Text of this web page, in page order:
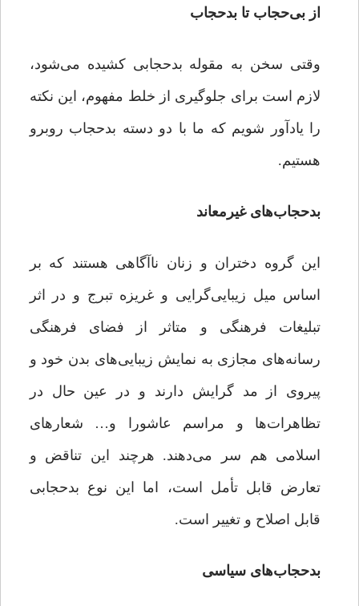
از بی‌حجاب تا بدحجاب
وقتی سخن به مقوله بدحجابی کشیده می‌شود،
لازم است برای جلوگیری از خلط مفهوم، این نکته
را یادآور شویم که ما با دو دسته بدحجاب روبرو
هستیم.
بدحجاب‌های غیرمعاند
این گروه دختران و زنان ناآگاهی هستند که بر
اساس میل زیبایی‌گرایی و غریزه تبرج و در اثر
تبلیغات فرهنگی و متاثر از فضای فرهنگی
رسانه‌های مجازی به نمایش زیبایی‌های بدن خود و
پیروی از مد گرایش دارند و در عین حال در
تظاهرات‌ها و مراسم عاشورا و… شعارهای
اسلامی هم سر می‌دهند. هرچند این تناقض و
تعارض قابل تأمل است، اما این نوع بدحجابی
قابل اصلاح و تغییر است.
بدحجاب‌های سیاسی